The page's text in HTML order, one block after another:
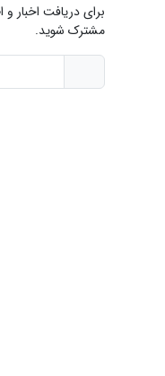
برای دریافت اخبار
مشترک شوید.